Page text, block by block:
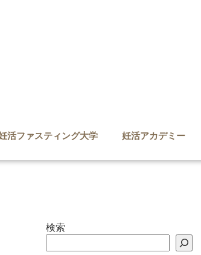
活ファスティング大学 妊活アカデミー
検索